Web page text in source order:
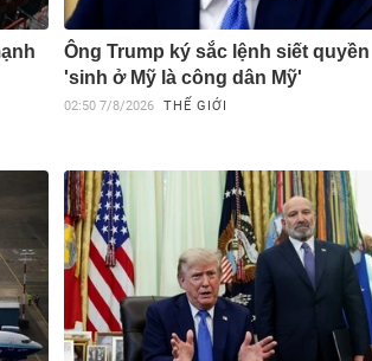
Ông Trump ký sắc lệnh siết quyền
'sinh ở Mỹ là công dân Mỹ'
02:50 7/8/2026 THẾ GIỚI